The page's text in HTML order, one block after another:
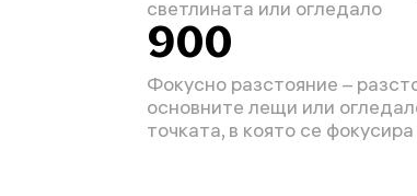
светлината или огледало
900
Фокусно разстояние –
основните лещи или
точката, в която се